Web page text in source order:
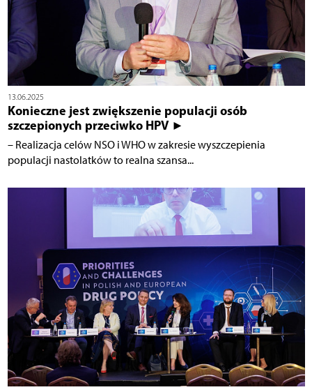
13.06.2025
Konieczne jest zwiększenie populacji osób
szczepionych przeciwko HPV ►
– Realizacja celów NSO i WHO w zakresie wyszczepienia
populacji nastolatków to realna szansa...